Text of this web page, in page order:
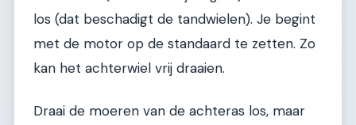
los (dat beschadigt de tandwielen). Je begint
met de motor op de standaard te zetten. Zo
kan het achterwiel vrij draaien.
Draai de moeren van de achteras los, maar